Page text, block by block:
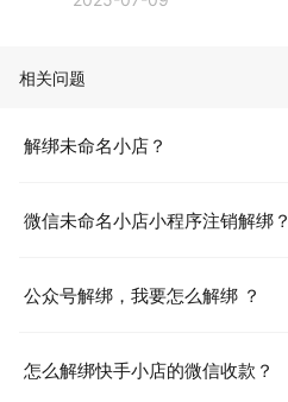
相关问题
解绑未命名小店？
微信未命名小店小程序注销解绑？
公众号解绑，我要怎么解绑 ？
怎么解绑快手小店的微信收款？